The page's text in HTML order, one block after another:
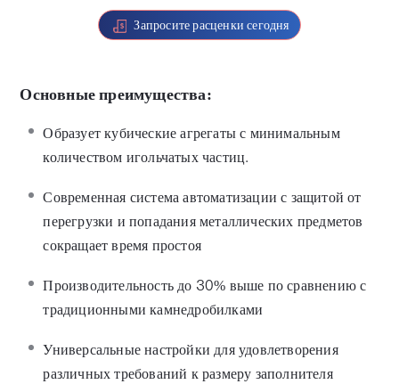
Запросите расценки сегодня
Основные преимущества:
Образует кубические агрегаты с минимальным
количеством игольчатых частиц.
Современная система автоматизации с защитой от
перегрузки и попадания металлических предметов
сокращает время простоя
Производительность до 30% выше по сравнению с
традиционными камнедробилками
Универсальные настройки для удовлетворения
различных требований к размеру заполнителя